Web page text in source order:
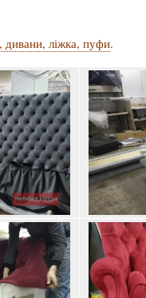
дивани, ліжка, пуфи.